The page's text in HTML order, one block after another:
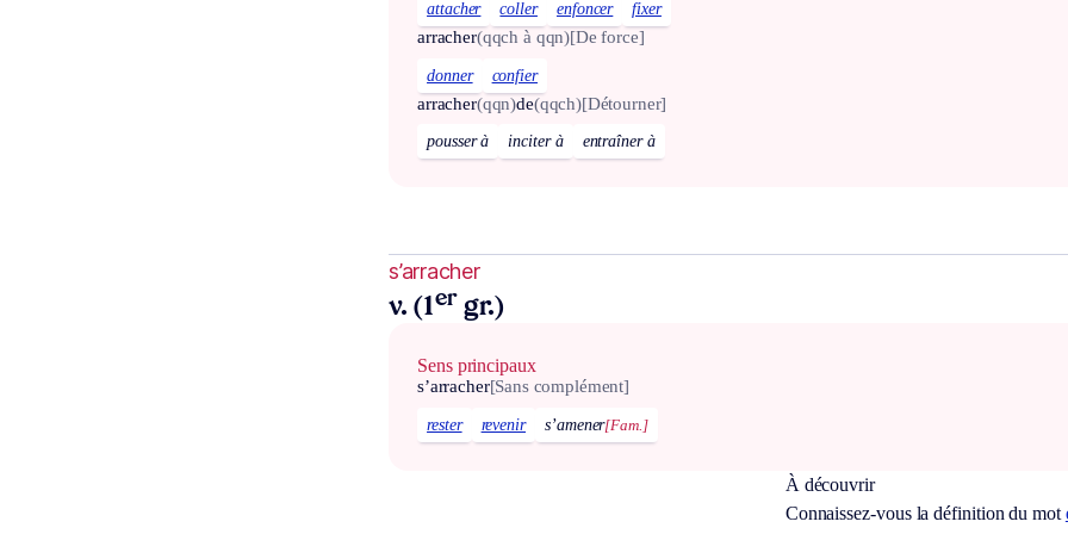
attacher coller enfoncer fixer
arracher(qqch à qqn)[De force]
donner confier
arracher(qqn)de(qqch)[Détourner]
pousser à inciter à entraîner à
s’arracher
v. (1er gr.)
Sens principaux
s’arracher[Sans complément]
rester revenir s’amener[Fam.]
À découvrir
Connaissez-vous la définition du mot